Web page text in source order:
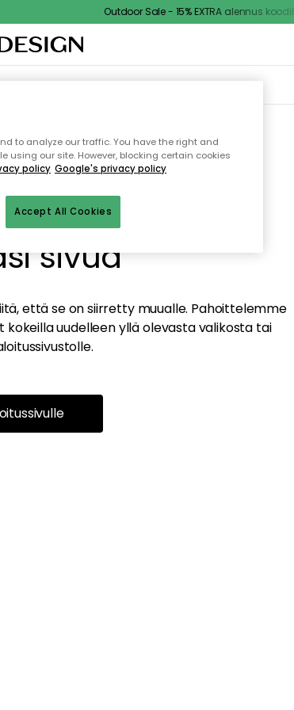
Outdoor Sale - 15% EXTRA alennus koodilla
SÄILYTYSULKOKALUSTEET
löydä
sivua
että se on siirretty muualle. Pahoittelemme
uudelleen yllä olevasta valikosta tai
to analyze our traffic. You have the right and
using our site. However, blocking certain cookies
policy Google's privacy policy
Accept All Cookies